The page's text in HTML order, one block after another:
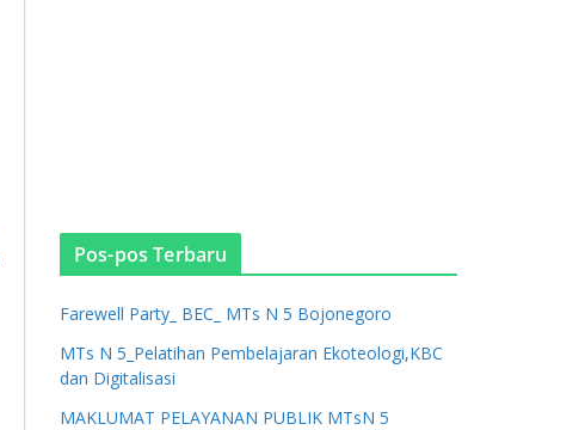
Pos-pos Terbaru
Farewell Party_ BEC_ MTs N 5 Bojonegoro
MTs N 5_Pelatihan Pembelajaran Ekoteologi,KBC
dan Digitalisasi
MAKLUMAT PELAYANAN PUBLIK MTsN 5